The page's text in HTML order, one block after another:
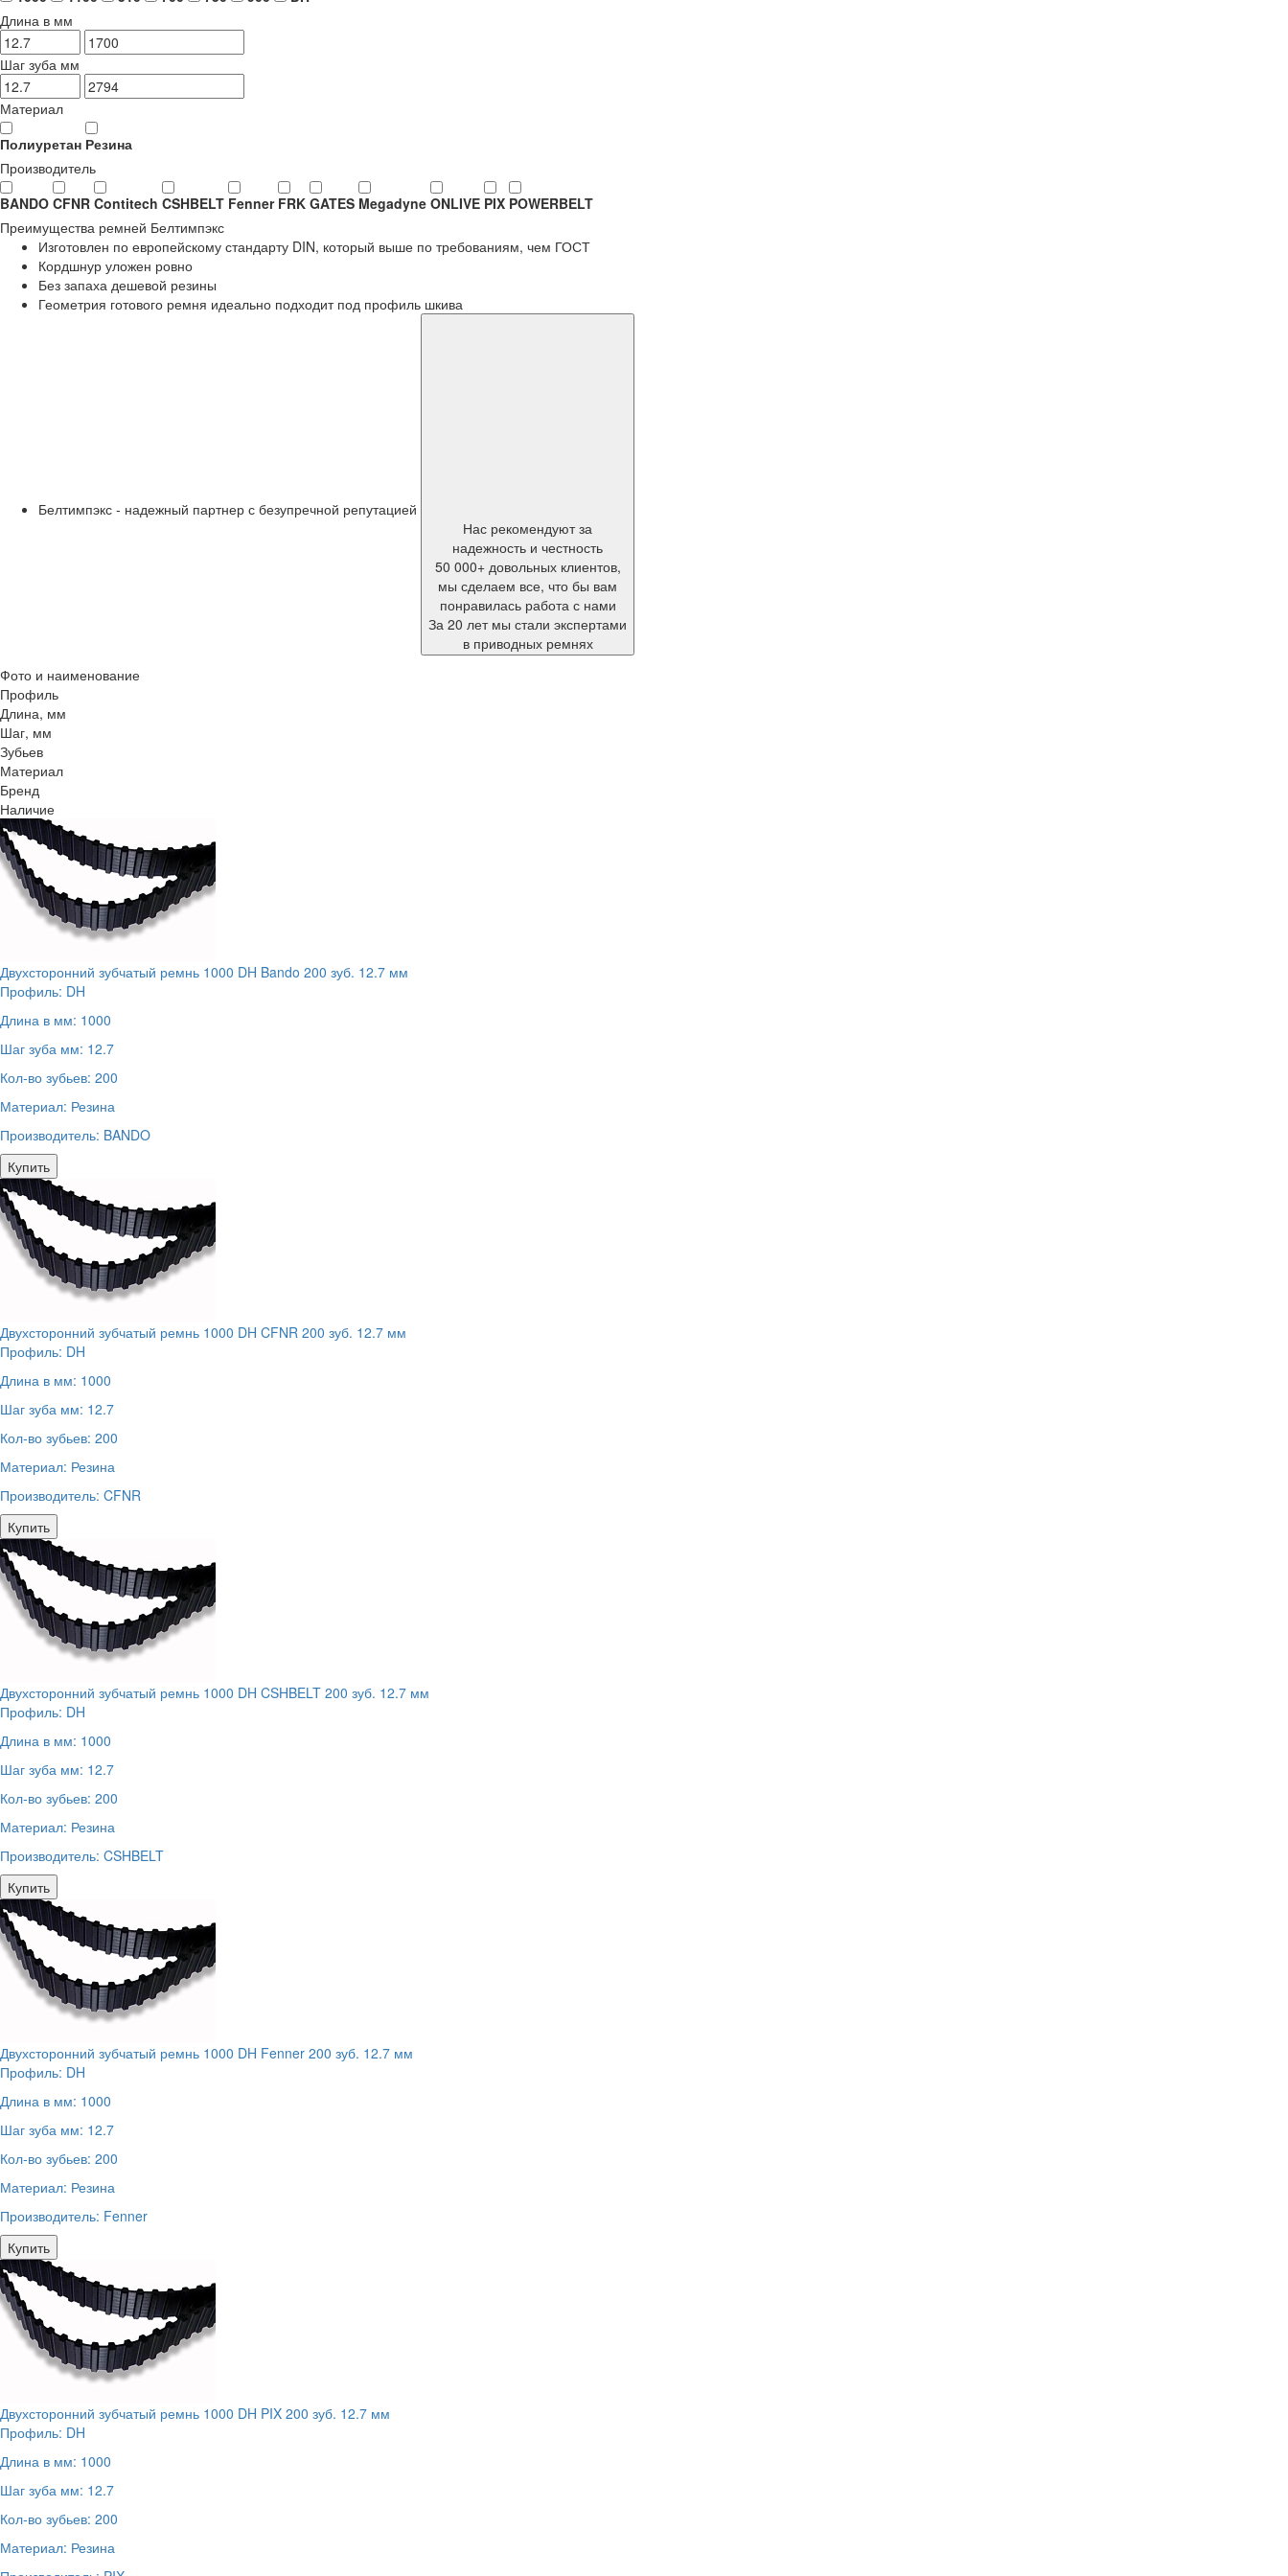
Длина в мм
Шаг зуба мм
Материал
Полиуретан Резина
Производитель
BANDO CFNR Contitech CSHBELT Fenner FRK GATES Megadyne ONLIVE PIX POWERBELT
Преимущества ремней Белтимпэкс
Изготовлен по европейскому стандарту DIN, который выше по требованиям, чем ГОСТ
Кордшнур уложен ровно
Без запаха дешевой резины
Геометрия готового ремня идеально подходит под профиль шкива
Белтимпэкс - надежный партнер с безупречной репутацией
Нас рекомендуют за
надежность и честность
50 000+ довольных клиентов,
мы сделаем все, что бы вам
понравилась работа с нами
За 20 лет мы стали экспертами
в приводных ремнях
Фото и наименование
Профиль
Длина, мм
Шаг, мм
Зубьев
Материал
Бренд
Наличие
Двухсторонний зубчатый ремнь 1000 DH Bando 200 зуб. 12.7 мм
Профиль: DH
Длина в мм: 1000
Шаг зуба мм: 12.7
Кол-во зубьев: 200
Материал: Резина
Производитель: BANDO
Купить
Двухсторонний зубчатый ремнь 1000 DH CFNR 200 зуб. 12.7 мм
Профиль: DH
Длина в мм: 1000
Шаг зуба мм: 12.7
Кол-во зубьев: 200
Материал: Резина
Производитель: CFNR
Купить
Двухсторонний зубчатый ремнь 1000 DH CSHBELT 200 зуб. 12.7 мм
Профиль: DH
Длина в мм: 1000
Шаг зуба мм: 12.7
Кол-во зубьев: 200
Материал: Резина
Производитель: CSHBELT
Купить
Двухсторонний зубчатый ремнь 1000 DH Fenner 200 зуб. 12.7 мм
Профиль: DH
Длина в мм: 1000
Шаг зуба мм: 12.7
Кол-во зубьев: 200
Материал: Резина
Производитель: Fenner
Купить
Двухсторонний зубчатый ремнь 1000 DH PIX 200 зуб. 12.7 мм
Профиль: DH
Длина в мм: 1000
Шаг зуба мм: 12.7
Кол-во зубьев: 200
Материал: Резина